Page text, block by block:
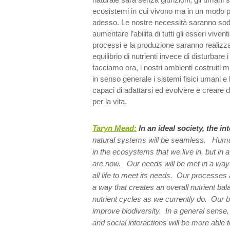
ecosistemi in cui vivono ma in un modo
adesso. Le nostre necessità saranno
aumentare l’abilita di tutti gli esseri
processi e la produzione saranno
equilibrio di nutrienti invece di disturbare
facciamo ora, i nostri ambienti costruiti
in senso generale i sistemi fisici umani
capaci di adattarsi ed evolvere e creare
per la vita.
Taryn Mead: In an ideal society, the
natural systems will be seamless.
in the ecosystems that we live in, but in
are now. Our needs will be met in a
all life to meet its needs. Our processes
a way that creates an overall nutrient
nutrient cycles as we currently do. Our
improve biodiversity. In a general
and social interactions will be more able